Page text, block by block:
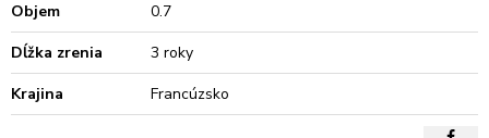
Objem
0.7
Dĺžka zrenia
3 roky
Krajina
Francúzsko